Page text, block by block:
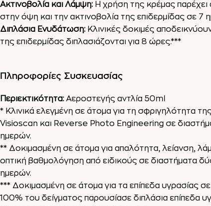
Ακτινοβολία και Λάμψη: Η χρήση της κρέμας παρέχει
στην όψη και την ακτινοβολία της επιδερμίδας σε 7
Διπλάσια Ενυδάτωση: Κλινικές δοκιμές
της επιδερμίδας διπλασιάζονται για 8 ώρες.***
Πληροφορίες Συσκευασίας
Περιεκτικότητα: Αεροστεγής αντλία 50ml
* Κλινικά ελεγμένη σε άτομα για τη σφριγηλότητα
Visioscan και Reverse Photo Engineering σε
ημερών.
** Δοκιμασμένη σε άτομα για απαλότητα, λείανση,
οπτική βαθμολόγηση από ειδικούς σε διαστήματα
ημερών.
*** Δοκιμασμένη σε άτομα για τα επίπεδα υγρασίας
100% του δείγματος παρουσίασε διπλάσια επίπεδα